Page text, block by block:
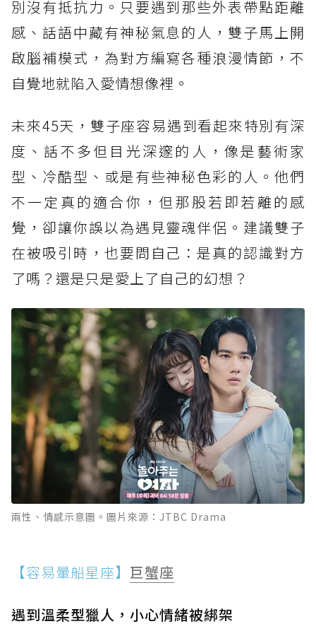
別沒有抵抗力。只要遇到那些外表帶點距離
感、話語中藏有神秘氣息的人，雙子馬上開
啟腦補模式，為對方編寫各種浪漫情節，不
自覺地就陷入愛情想像裡。
未來45天，雙子座容易遇到看起來特別有深
度、話不多但目光深邃的人，像是藝術家
型、冷酷型、或是有些神秘色彩的人。他們
不一定真的適合你，但那股若即若離的感
覺，卻讓你誤以為遇見靈魂伴侶。建議雙子
在被吸引時，也要問自己：是真的認識對方
了嗎？還是只是愛上了自己的幻想？
兩性、情感示意圖。圖片來源：JTBC Drama
【容易暈船星座】 巨蟹座
遇到溫柔型獵人，小心情緒被綁架